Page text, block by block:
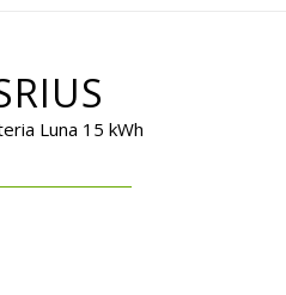
Luna 15 kWh